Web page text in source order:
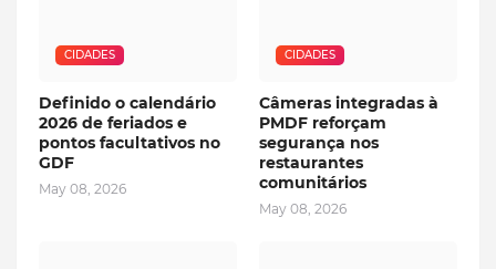
CIDADES
Definido o calendário
2026 de feriados e
pontos facultativos no
GDF
May 08, 2026
CIDADES
Câmeras integradas à
PMDF reforçam
segurança nos
restaurantes
comunitários
May 08, 2026